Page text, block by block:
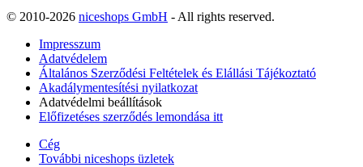
© 2010-2026 niceshops GmbH - All rights reserved.
Impresszum
Adatvédelem
Általános Szerződési Feltételek és Elállási Tájékoztató
Akadálymentesítési nyilatkozat
Adatvédelmi beállítások
Előfizetéses szerződés lemondása itt
Cég
További niceshops üzletek